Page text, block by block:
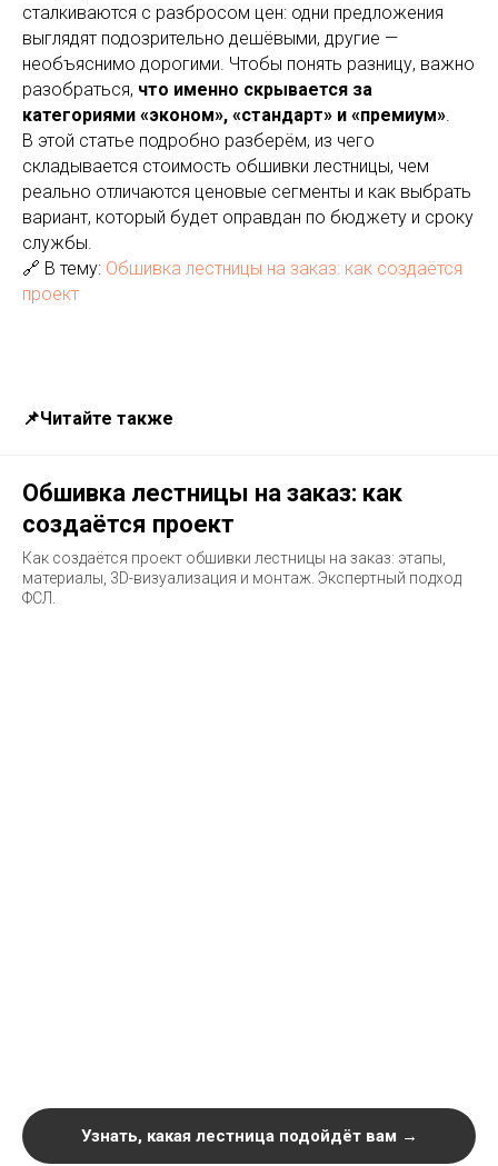
сталкиваются с разбросом цен: одни предложения
выглядят подозрительно дешёвыми, другие —
необъяснимо дорогими. Чтобы понять разницу, важно
разобраться, что именно скрывается за
категориями «эконом», «стандарт» и «премиум».
В этой статье подробно разберём, из чего
складывается стоимость обшивки лестницы, чем
реально отличаются ценовые сегменты и как выбрать
вариант, который будет оправдан по бюджету и сроку
службы.
🔗 В тему: Обшивка лестницы на заказ: как создаётся
проект
📌Читайте также
Обшивка лестницы на заказ: как
создаётся проект
Как создаётся проект обшивки лестницы на заказ: этапы,
материалы, 3D-визуализация и монтаж. Экспертный подход
ФСЛ.
Узнать, какая лестница подойдёт вам →